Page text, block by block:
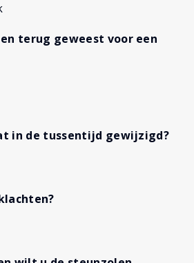
terug geweest voor een
in de tussentijd gewijzigd?